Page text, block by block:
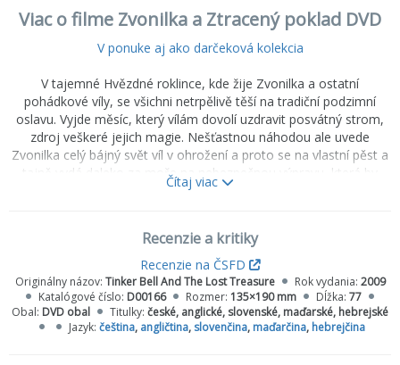
Viac o filme Zvonilka a Ztracený poklad DVD
V ponuke aj ako darčeková kolekcia
V tajemné Hvězdné roklince, kde žije Zvonilka a ostatní
pohádkové víly, se všichni netrpělivě těší na tradiční podzimní
oslavu. Vyjde měsíc, který vílám dovolí uzdravit posvátný strom,
zdroj veškeré jejich magie. Nešťastnou náhodou ale uvede
Zvonilka celý bájný svět víl v ohrožení a proto se na vlastní pěst a
tajně vydá daleko za moře na nebezpečnou výpravu, která by
mohla vše napravit. S pomocí kamaráda Terínka a neposedné
Čítaj viac
Recenzie a kritiky
Recenzie na ČSFD
Originálny názov: Tinker Bell And The Lost Treasure Rok vydania: 2009
Katalógové číslo: D00166 Rozmer: 135×190 mm Dĺžka: 77
Obal: DVD obal Titulky: české, anglické, slovenské, maďarské, hebrejské
Jazyk: čeština, angličtina, slovenčina, maďarčina, hebrejčina